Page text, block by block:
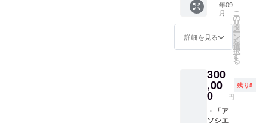
発送い
たしま
ケット
以外は
ト終了
後の発
注にな
ります
ので、
合は、
CAMP
アカウ
ント名
で編集
したお
名前を
記載さ
せてい
※（掲載
のお名
前につ
いて）
が、公
序良俗
に反す
るお名
前の場
パンフ
レット
を１部
送付し
ます）
・監督
なたへ
お礼
メッ
セージ
カード
１枚
して
は、本
プロ
ジェク
ト終了
後1年以
せてい
ただき
ます。
・公式
ホーム
ページ
年09
月
詳細を見る
こ
の
リ
タ
ー
ン
を
選
択
す
る
300
,00
0 円
残り5
・「ア
ソシエ